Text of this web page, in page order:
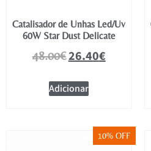
Catalisador de Unhas Led/Uv
60W Star Dust Delicate
48.00€26.40€
Adicionar
10% OFF